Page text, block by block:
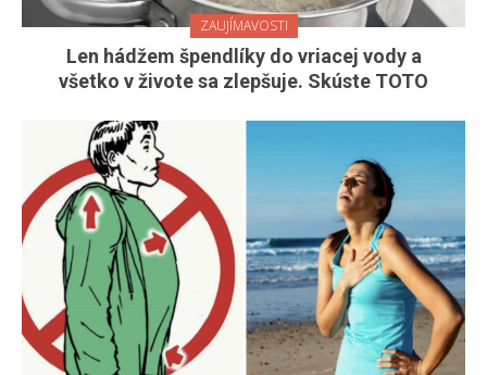
ZAUJÍMAVOSTI
Len hádžem špendlíky do vriacej vody a
všetko v živote sa zlepšuje. Skúste TOTO